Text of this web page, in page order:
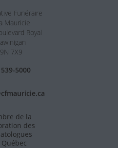
Funéraire
Mauricie
Royal
7X9
5000
de la
des